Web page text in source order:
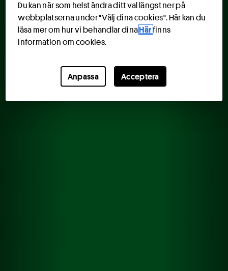
Du kan när som helst ändra ditt val längst ner på
webbplatserna under "Välj dina cookies". Här kan du
läsa mer om hur vi behandlar dinaHär finns
information om cookies.
Anpassa Acceptera